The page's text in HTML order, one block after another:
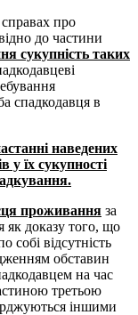
про
до частини
сукупність таких
спадкодавця в
наведених
у їх сукупності
проживання за
як доказу того, що
собі відсутність
обставин
на час
третьою
іншими